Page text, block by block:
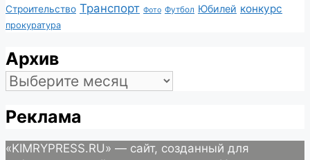
Строительство Транспорт Фото Футбол Юбилей конкурс
прокуратура
Архив
Архив
Реклама
«KIMRYPRESS.RU» — сайт, созданный для